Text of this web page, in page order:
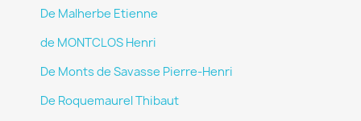
De Malherbe Etienne
de MONTCLOS Henri
De Monts de Savasse Pierre-Henri
De Roquemaurel Thibaut